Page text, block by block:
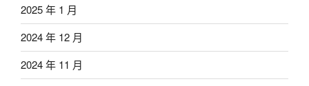
2025 年 1 月
2024 年 12 月
2024 年 11 月